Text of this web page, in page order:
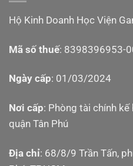
Hộ Kinh Doanh Học Viện
Mã số thuế: 8398396953-
Ngày cấp: 01/03/2024
Nơi cấp: Phòng tài chính kế
quận Tân Phú
Địa chỉ: 68/8/9 Trần Tấn,